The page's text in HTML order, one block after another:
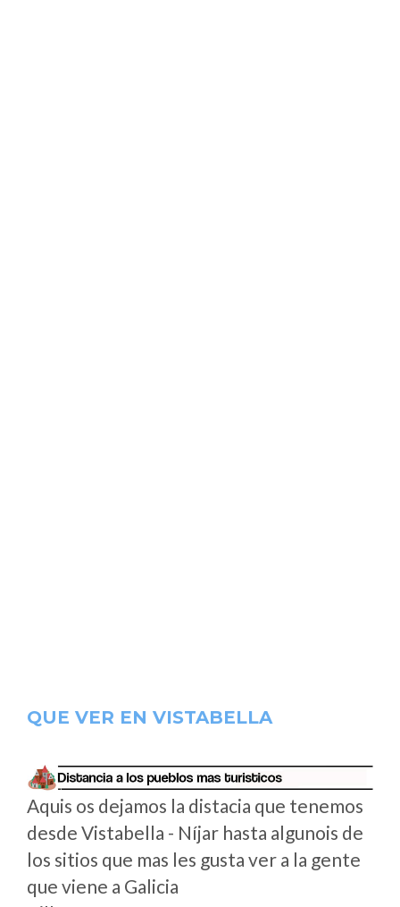
QUE VER EN VISTABELLA
Aquis os dejamos la distacia que tenemos
desde Vistabella - Níjar hasta algunois de
los sitios que mas les gusta ver a la gente
que viene a Galicia